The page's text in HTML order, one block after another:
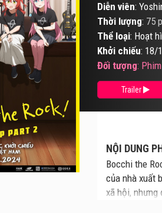
NỘI DUNG
Bocchi the
của nhà xuất
xã hội, nhưng
Ijichi, Ryo
Diễn viên:
Thời lượng: 75
Thể loại: Hoạt
Khởi chiếu: 18/
Đối tượng:
Trailer